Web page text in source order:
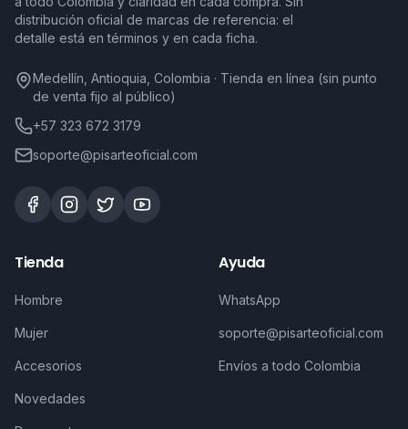
distribución oficial de marcas de referencia: el
detalle está en términos y en cada ficha.
Medellín, Antioquia, Colombia · Tienda en línea (sin punto
de venta fijo al público)
+57 323 672 3179
soporte@pisarteoficial.com
Tienda
Hombre
Mujer
Accesorios
Novedades
Ayuda
WhatsApp
soporte@pisarteoficial.com
Envíos a todo Colombia